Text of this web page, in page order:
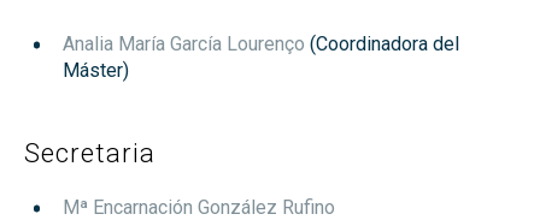
Analia María García Lourenço (Coordinadora del
Máster)
Secretaria
Mª Encarnación González Rufino